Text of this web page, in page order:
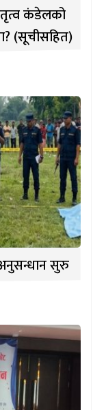
कंडेलको
(सूचीसहित)
सुरु